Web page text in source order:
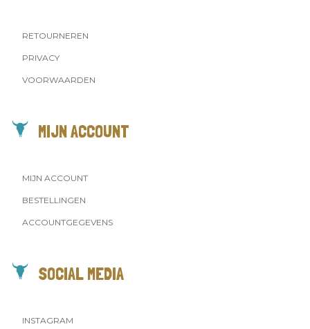
RETOURNEREN
PRIVACY
VOORWAARDEN
MIJN ACCOUNT
MIJN ACCOUNT
BESTELLINGEN
ACCOUNTGEGEVENS
SOCIAL MEDIA
INSTAGRAM